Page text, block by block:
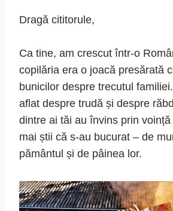
Dragă cititorule,
Ca tine, am crescut într-o
copilăria era o joacă presărată
bunicilor despre trecutul
aflat despre trudă și despre
dintre ai tăi au învins prin
mai știi că s-au bucurat – de
pământul și de pâinea lor.